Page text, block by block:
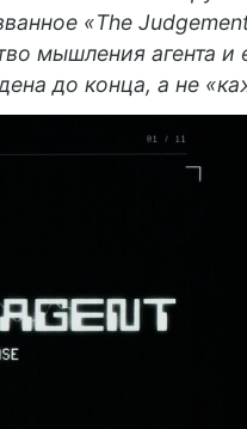
«The
мышления агента и
до конца, а не